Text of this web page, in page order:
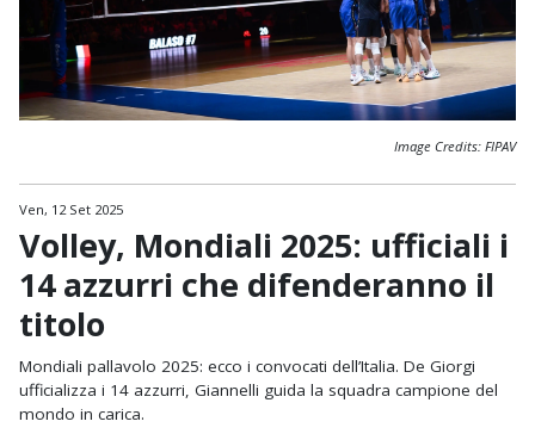
Ven, 12 Set 2025
Volley, Mondiali 2025: ufficiali i
14 azzurri che difenderanno il
titolo
Mondiali pallavolo 2025: ecco i convocati dell’Italia. De Giorgi
ufficializza i 14 azzurri, Giannelli guida la squadra campione del
mondo in carica.
Image Credits: FIPAV